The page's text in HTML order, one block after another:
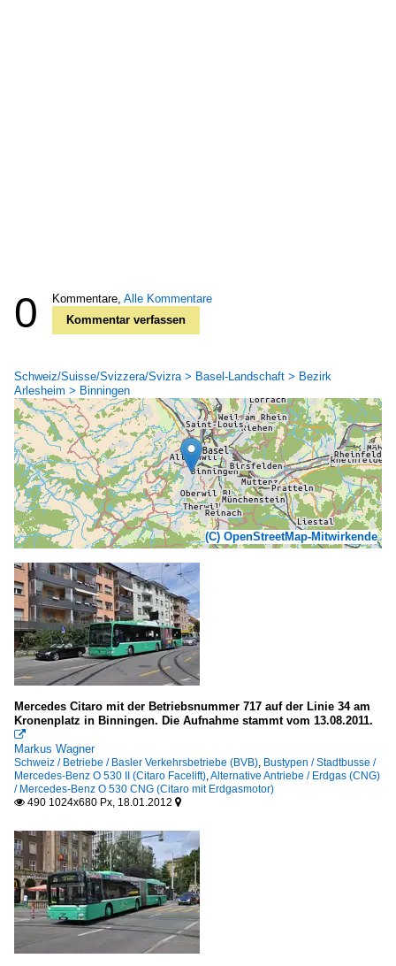
0 Kommentare, Alle Kommentare
Kommentar verfassen
Schweiz/Suisse/Svizzera/Svizra > Basel-Landschaft > Bezirk
Arlesheim > Binningen
(C) OpenStreetMap-Mitwirkende
Mercedes Citaro mit der Betriebsnummer 717 auf der Linie 34 am
Kronenplatz in Binningen. Die Aufnahme stammt vom 13.08.2011.

Markus Wagner
Schweiz / Betriebe / Basler Verkehrsbetriebe (BVB) Bustypen / Stadtbusse /
Mercedes-Benz O 530 II (Citaro Facelift) Alternative Antriebe / Erdgas (CNG)
/ Mercedes-Benz O 530 CNG (Citaro mit Erdgasmotor)
 490 1024x680 Px, 18.01.2012 